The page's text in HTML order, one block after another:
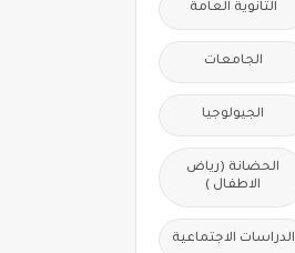
الثانوية العامة
الجامعات
الجيولوجيا
الحضانة (رياض
الاطفال )
الدراسات الاجتماعية